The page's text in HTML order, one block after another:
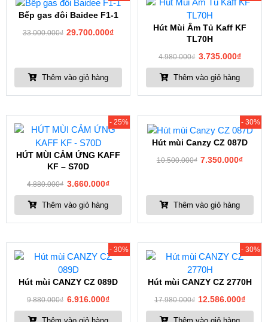
Bếp gas đôi Baidee F1-1
33.000.000₫ 29.700.000₫
Thêm vào giỏ hàng
Hút Mùi Âm Tủ Kaff KF
TL70H
4.980.000₫ 3.735.000₫
Thêm vào giỏ hàng
- 25%
HÚT MÙI CẢM ỨNG KAFF
KF – S70D
4.880.000₫ 3.660.000₫
Thêm vào giỏ hàng
- 30%
Hút mùi Canzy CZ 087D
10.500.000₫ 7.350.000₫
Thêm vào giỏ hàng
- 30%
Hút mùi CANZY CZ 089D
9.880.000₫ 6.916.000₫
- 30%
Hút mùi CANZY CZ 2770H
17.980.000₫ 12.586.000₫